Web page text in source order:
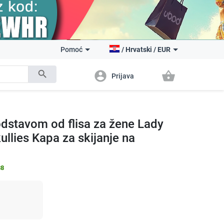
search
Pomoć / Hrvatski / EUR
account_circle Prijava shopping_basket
od flisa za žene Lady
Kapa za skijanje na